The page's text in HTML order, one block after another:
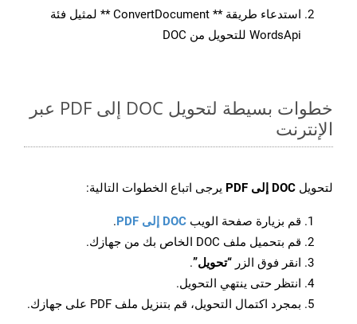
استدعاء طريقة ** ConvertDocument ** لمثيل فئة
WordsApi للتحويل من DOC
خطوات بسيطة لتحويل DOC إلى PDF عبر
الإنترنت
لتحويل DOC إلى PDF يرجى اتباع الخطوات التالية:
قم بزيارة صفحة الويب DOC إلى PDF
.
قم بتحميل ملف DOC الخاص بك من جهازك.
انقر فوق الزر “تحويل”.
انتظر حتى ينتهي التحويل.
بمجرد اكتمال التحويل، قم بتنزيل ملف PDF على جهازك.